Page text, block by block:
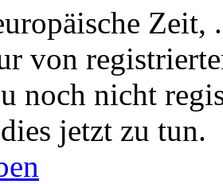
Zeit,
von
noch nicht
jetzt zu tun.